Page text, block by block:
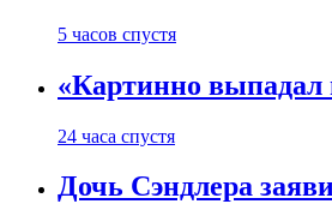
5 часов спустя
«Картинно выпадал
24 часа спустя
Дочь Сэндлера